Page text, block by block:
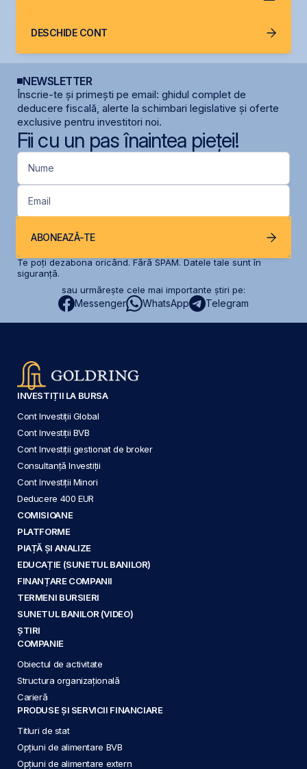
DESCHIDE CONT
NEWSLETTER
Înscrie-te și primești pe email: ghidul complet de
deducere fiscală, alerte la schimbari legislative și oferte
exclusive pentru investitori noi.
Fii cu un pas înaintea pieței!
Nume
Email
ABONEAZĂ-TE
Te poți dezabona oricând. Fără SPAM. Datele tale sunt în
siguranță.
sau urmărește cele mai importante știri pe:
Messenger WhatsApp Telegram
INVESTIȚII LA BURSA
Cont Investiții Global
Cont Investiții BVB
Cont Investiții gestionat de broker
Consultanță Investiții
Cont Investiții Minori
Deducere 400 EUR
COMISIOANE
PLATFORME
PIAȚĂ ȘI ANALIZE
EDUCAȚIE (SUNETUL BANILOR)
FINANȚARE COMPANII
TERMENI BURSIERI
SUNETUL BANILOR (VIDEO)
ȘTIRI
COMPANIE
Obiectul de activitate
Structura organizațională
Carieră
PRODUSE ȘI SERVICII FINANCIARE
Titluri de stat
Opțiuni de alimentare BVB
Opțiuni de alimentare extern